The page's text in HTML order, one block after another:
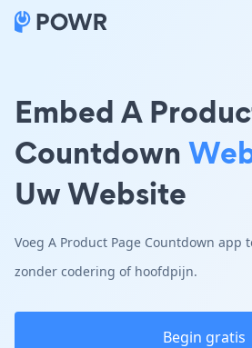
Embed A
Countdown
Uw Website
Voeg A Product Page Countdown app
zonder codering of hoofdpijn.
Begin gratis